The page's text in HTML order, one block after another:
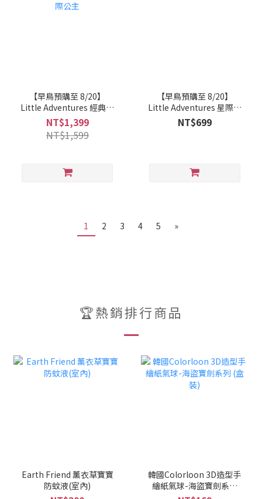
【早鳥預購至 8/20】
Little Adventures 經典公
主洋裝-星際公主
NT$1,399
NT$1,599
【早鳥預購至 8/20】
Little Adventures 星際大
戰配件
NT$699
1 2 3 4 5 »
🏆熱銷排行商品
Earth Friend 薰衣草寶寶
防蚊液(室內)
韓國Colorloon 3D造型手
繪紙氣球-海盜寶劍系列